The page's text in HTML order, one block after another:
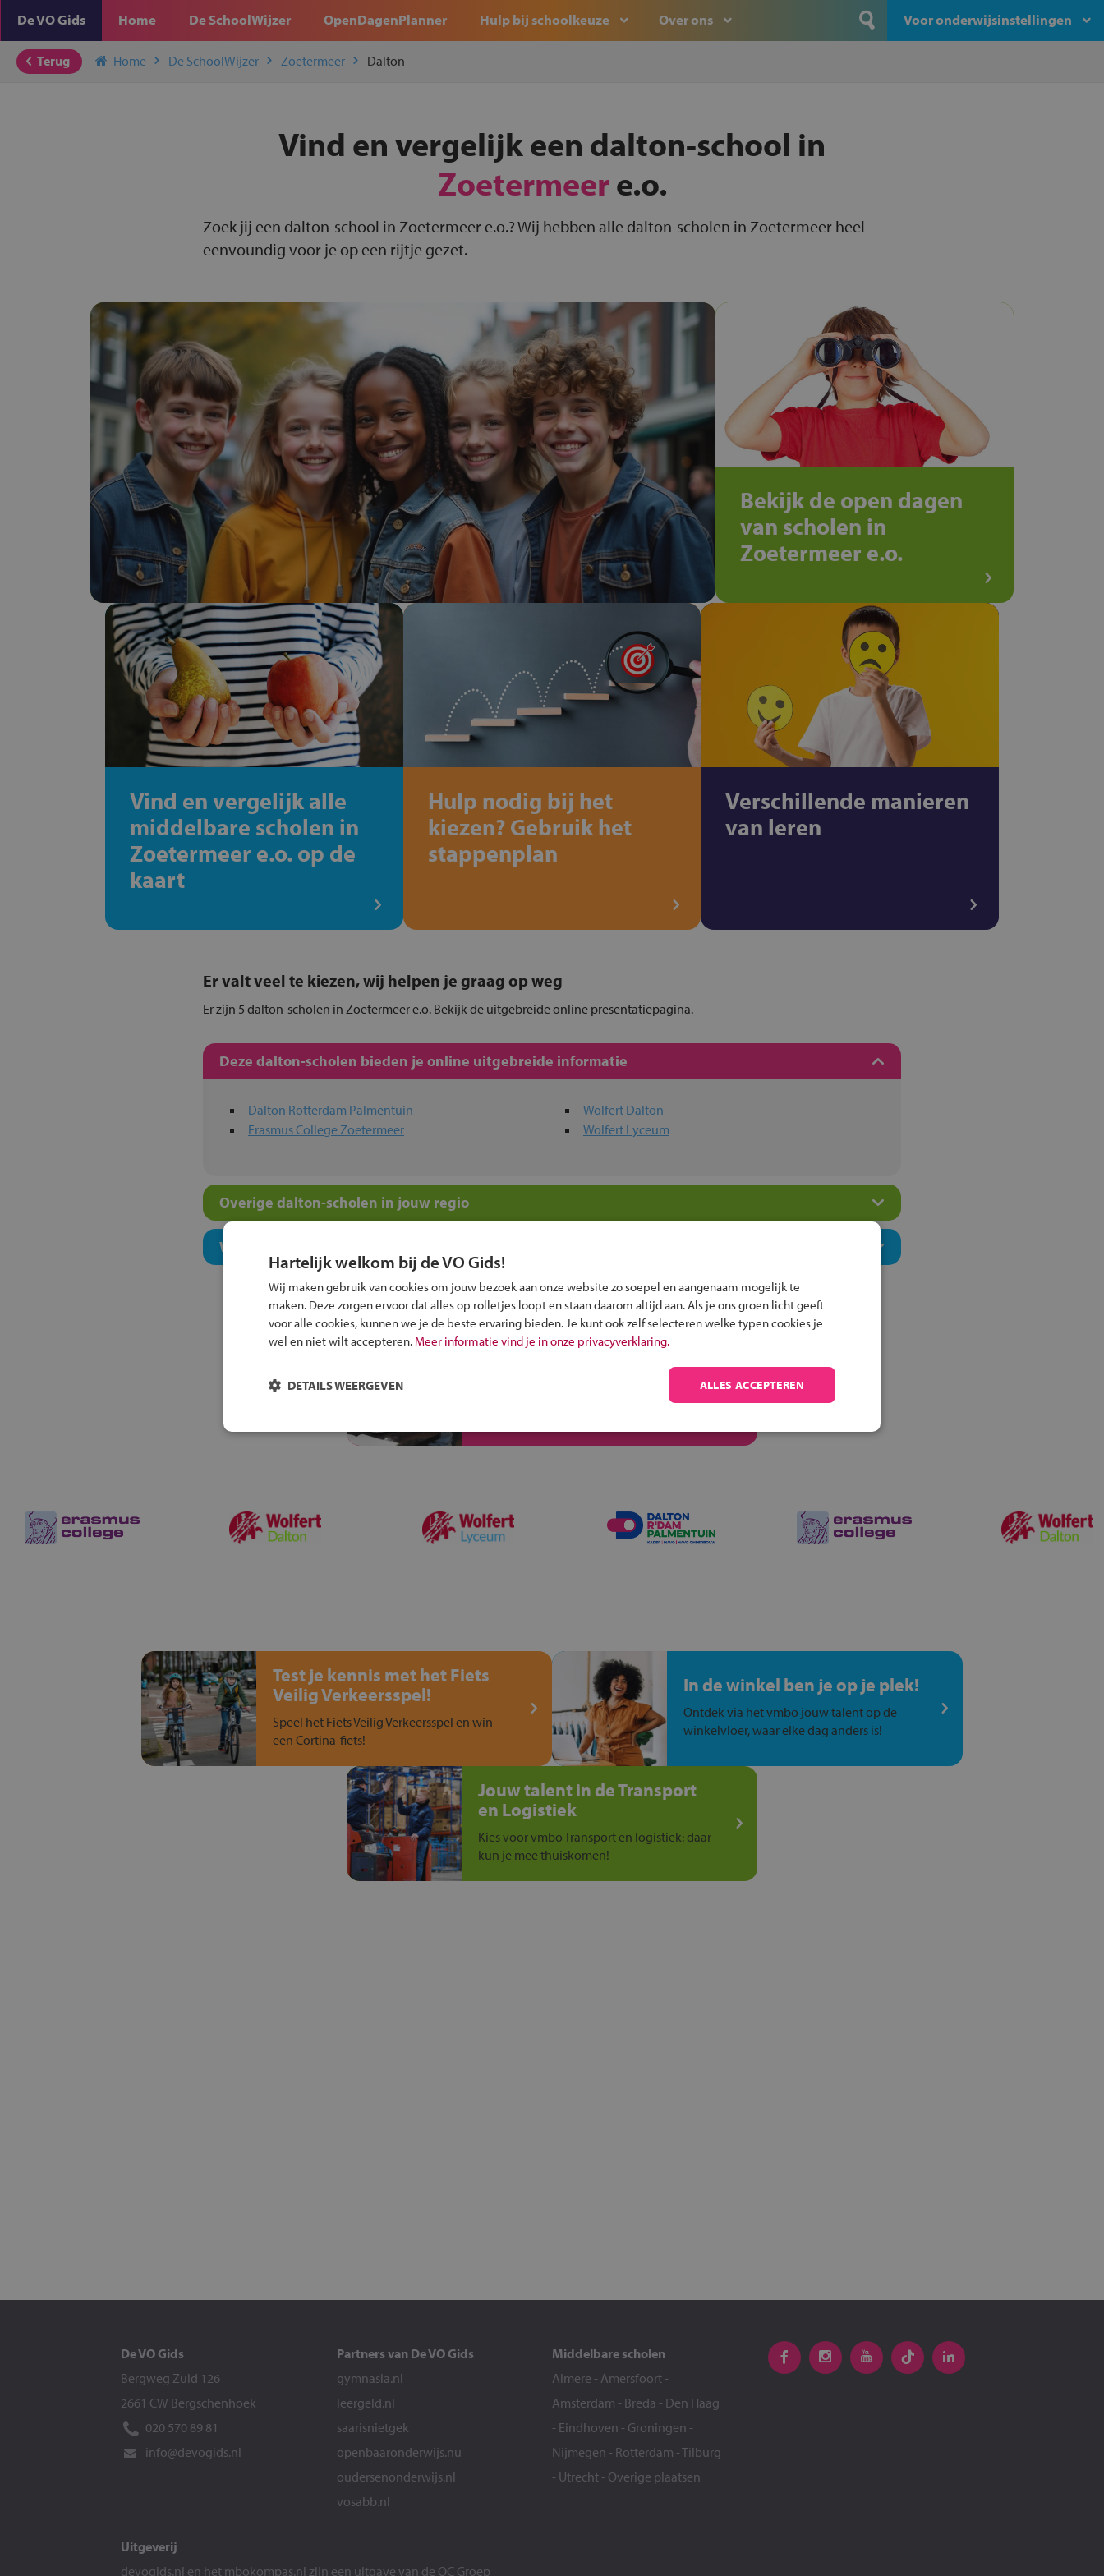
De VO Gids Home De SchoolWijzer OpenDagenPlanner Hulp bij schoolkeuze Over ons Voor onderwijsinstellingen
Terug Home De SchoolWijzer Zoetermeer Dalton
Vind en vergelijk een dalton-school in
Zoetermeere.o.
Zoek jij een dalton-school in Zoetermeer e.o.? Wij hebben alle dalton-scholen in Zoetermeer heel
eenvoundig voor je op een rijtje gezet.
Bekijk de open dagen
van scholen in
Zoetermeer e.o.
Vind en vergelijk alle
middelbare scholen in
Zoetermeer e.o. op de
kaart
Hulp nodig bij het
kiezen? Gebruik het
stappenplan
Verschillende manieren
van leren
Er valt veel te kiezen, wij helpen je graag op weg
Er zijn 5 dalton-scholen in Zoetermeer e.o. Bekijk de uitgebreide online presentatiepagina.
Deze dalton-scholen bieden je online uitgebreide informatie
Dalton Rotterdam Palmentuin
Erasmus College Zoetermeer
Wolfert Dalton
Wolfert Lyceum
Overige dalton-scholen in jouw regio
Welk niveau past bij jou?
Alle informatie om je kind aan te melden bij
Test je kennis met het Fiets
Veilig Verkeersspel!
Speel het Fiets Veilig Verkeersspel en win
een Cortina-fiets!
In de winkel ben je op je plek!
Ontdek via het vmbo jouw talent op de
winkelvloer, waar elke dag anders is!
Jouw talent in de Transport
en Logistiek
Kies voor vmbo Transport en logistiek: daar
kun je mee thuiskomen!
De VO Gids
Bergweg Zuid 126
2661 CW Bergschenhoek
020 570 89 81
info@devogids.nl
Partners van De VO Gids
gymnasia.nl
leergeld.nl
saarisnietgek
openbaaronderwijs.nu
oudersenonderwijs.nl
vosabb.nl
Middelbare scholen
Almere - Amersfoort -
Amsterdam - Breda - Den Haag
- Eindhoven - Groningen -
Nijmegen - Rotterdam -Tilburg
- Utrecht - Overige plaatsen
Uitgeverij
devogids.nl en het mbokompas.nl zijn een uitgave van de OC Groep
Hartelijk welkom bij de VO Gids!
Wij maken gebruik van cookies om jouw bezoek aan onze website zo soepel en aangenaam mogelijk te
maken. Deze zorgen ervoor dat alles op rolletjes loopt en staan daarom altijd aan. Als je ons groen licht geeft
voor alle cookies, kunnen we je de beste ervaring bieden. Je kunt ook zelf selecteren welke typen cookies je
wel en niet wilt accepteren. Meer informatie vind je in onze privacyverklaring.
ALLES ACCEPTEREN
DETAILS WEERGEVEN